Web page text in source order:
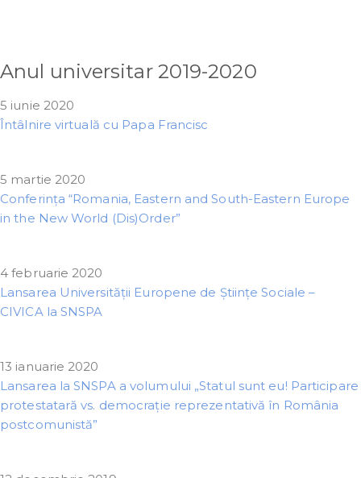
Anul universitar 2019-2020
5 iunie 2020
Întâlnire virtuală cu Papa Francisc
5 martie 2020
Conferința “Romania, Eastern and South-Eastern Europe
in the New World (Dis)Order”
4 februarie 2020
Lansarea Universității Europene de Științe Sociale –
CIVICA la SNSPA
13 ianuarie 2020
Lansarea la SNSPA a volumului „Statul sunt eu! Participare
protestatară vs. democrație reprezentativă în România
postcomunistă”